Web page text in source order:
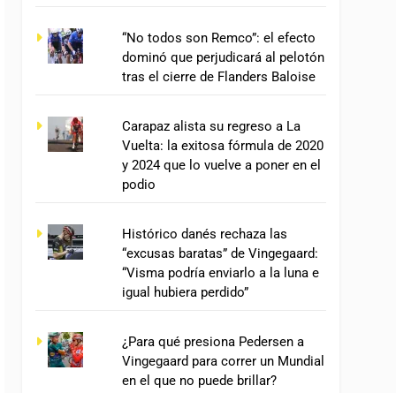
“No todos son Remco”: el efecto
dominó que perjudicará al pelotón
tras el cierre de Flanders Baloise
Carapaz alista su regreso a La
Vuelta: la exitosa fórmula de 2020
y 2024 que lo vuelve a poner en el
podio
Histórico danés rechaza las
“excusas baratas” de Vingegaard:
“Visma podría enviarlo a la luna e
igual hubiera perdido”
¿Para qué presiona Pedersen a
Vingegaard para correr un Mundial
en el que no puede brillar?